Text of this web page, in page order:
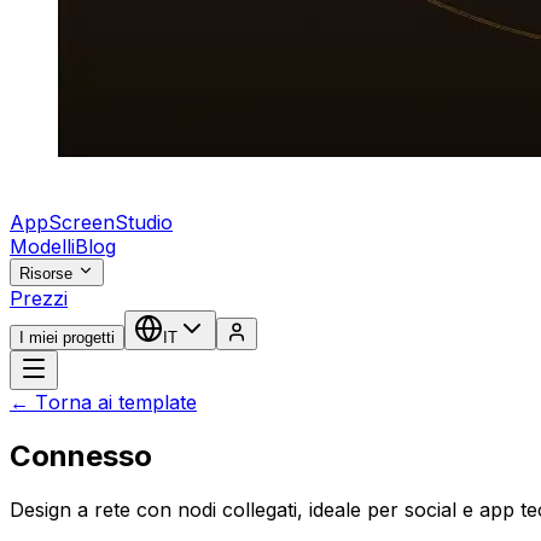
AppScreenStudio
ModelliBlog
Risorse
Prezzi
I miei progetti IT
← Torna ai template
Connesso
Design a rete con nodi collegati, ideale per social e app